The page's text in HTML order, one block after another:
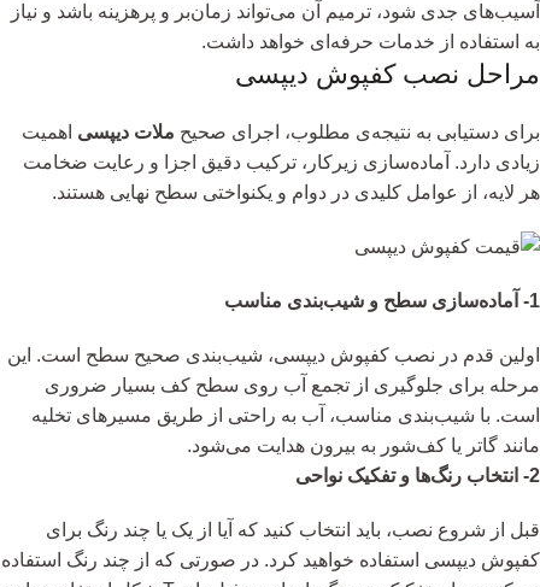
آسیب‌های جدی شود، ترمیم آن می‌تواند زمان‌بر و پرهزینه باشد و نیاز
به استفاده از خدمات حرفه‌ای خواهد داشت.
مراحل نصب کفپوش دیپسی
برای دستیابی به نتیجه‌ی مطلوب، اجرای صحیح ملات دیپسی اهمیت
زیادی دارد. آماده‌سازی زیرکار، ترکیب دقیق اجزا و رعایت ضخامت
هر لایه، از عوامل کلیدی در دوام و یکنواختی سطح نهایی هستند.
1- آماده‌سازی سطح و شیب‌بندی مناسب
اولین قدم در نصب کفپوش دیپسی، شیب‌بندی صحیح سطح است. این
مرحله برای جلوگیری از تجمع آب روی سطح کف بسیار ضروری
است. با شیب‌بندی مناسب، آب به راحتی از طریق مسیرهای تخلیه
مانند گاتر یا کف‌شور به بیرون هدایت می‌شود.
2- انتخاب رنگ‌ها و تفکیک نواحی
قبل از شروع نصب، باید انتخاب کنید که آیا از یک یا چند رنگ برای
کفپوش دیپسی استفاده خواهید کرد. در صورتی که از چند رنگ استفاده